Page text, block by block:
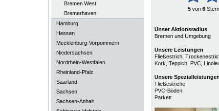
Bremen West
Bremerhaven
Hamburg
Hessen
Mecklenburg-Vorpommern
Niedersachsen
Nordrhein-Westfalen
Rheinland-Pfalz
Saarland
Sachsen
Sachsen-Anhalt
5von 6
Unser Aktionsradius
Bremen und Umgebung
Unsere Leistungen
Fließestrich,
Kork, Teppich, PVC,
Unsere
Fließestriche
PVC-Böden
Parkett